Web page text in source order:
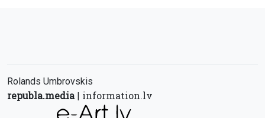
Rolands Umbrovskis
republa.media| information.lv